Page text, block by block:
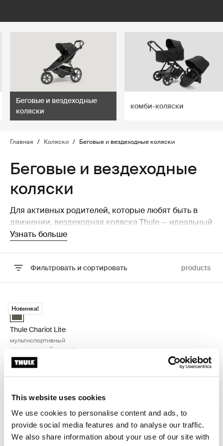
This website uses cookies
We use cookies to personalise content and ads, to
provide social media features and to analyse our traffic.
We also share information about your use of our site with
Беговые и вездеходные
коляски
комби-коляски
Главная / Коляски / Беговые и вездеходные коляски
Беговые и вездеходные
коляски
Для активных родителей, которые любят быть в
движении, вездеходная коляска Thule — идеальный
компаньон. Созданные для высокой
поддерживать свой фитнес-режим, не жертвуя
безопасностью и комфортом вашего ребенка. Будь
вездеходные коляски Thule обеспечивают
универсальность и надежность, которые вам
нужны.
Узнать больше
Фильтровать и сортировать products
Перейти к результатам
Thule Chariot Lite мультиспортивный велосипедный прицеп
Новинка!
Thule Chariot Lite Винтажный зеленый (selected)
Thule Chariot Lite
мультиспортивный
велосипедный прицеп
Почему стоит выбрать
беговую коляску Thule?